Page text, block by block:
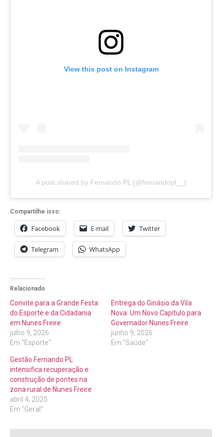
View this post on Instagram
A post shared by Fernando PL (@fernandopl__)
Compartilhe isso:
Facebook E-mail Twitter
Telegram WhatsApp
Relacionado
Convite para a Grande Festa
do Esporte e da Cidadania
em Nunes Freire
julho 9, 2026
Em "Esporte"
Entrega do Ginásio da Vila
Nova: Um Novo Capítulo para
Governador Nunes Freire
junho 9, 2026
Em "Saúde"
Gestão Fernando PL
intensifica recuperação e
construção de pontes na
zona rural de Nunes Freire
abril 4, 2025
Em "Geral"